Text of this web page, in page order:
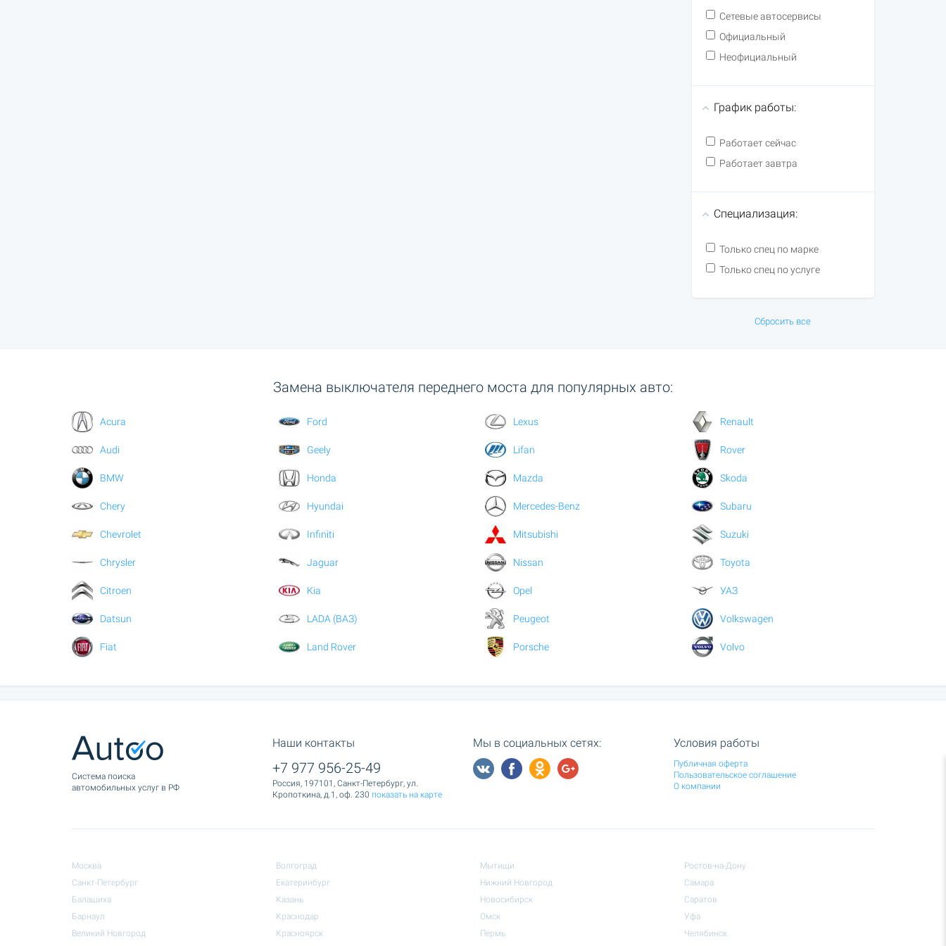
Сетевые автосервисы
Официальный
Неофициальный
График работы:
Работает сейчас
Работает завтра
Специализация:
Только спец по марке
Только спец по услуге
Сбросить все
Замена выключателя переднего моста для популярных авто:
Acura
Audi
BMW
Chery
Chevrolet
Chrysler
Citroen
Datsun
Fiat
Ford
Geely
Honda
Hyundai
Infiniti
Jaguar
Kia
LADA (ВАЗ)
Land Rover
Lexus
Lifan
Mazda
Mercedes-Benz
Mitsubishi
Nissan
Opel
Peugeot
Porsche
Renault
Rover
Skoda
Subaru
Suzuki
Toyota
УАЗ
Volkswagen
Volvo
Cистема поиска
автомобильных услуг в РФ
Наши контакты
+7 977 956-25-49
Россия, 197101, Санкт-Петербург, ул.
Кропоткина, д.1, оф. 230 показать на карте
Мы в социальных сетях: Условия работы
Публичная оферта
Пользовательское соглашение
О компании
Москва
Санкт-Петербург
Балашиха
Барнаул
Великий Новгород
Волгоград
Екатеринбург
Казань
Краснодар
Красноярск
Мытищи
Нижний Новгород
Новосибирск
Омск
Пермь
Ростов-на-Дону
Самара
Саратов
Уфа
Челябинск